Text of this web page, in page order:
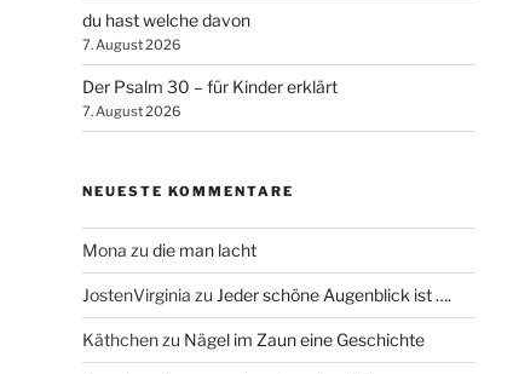
du hast welche davon
7. August 2026
Der Psalm 30 – für Kinder erklärt
7. August 2026
NEUESTE KOMMENTARE
Mona zu die man lacht
JostenVirginia zu Jeder schöne Augenblick ist ….
Käthchenzu Nägel im Zaun eine Geschichte